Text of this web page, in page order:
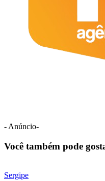
- Anúncio-
Você também pode
Sergipe